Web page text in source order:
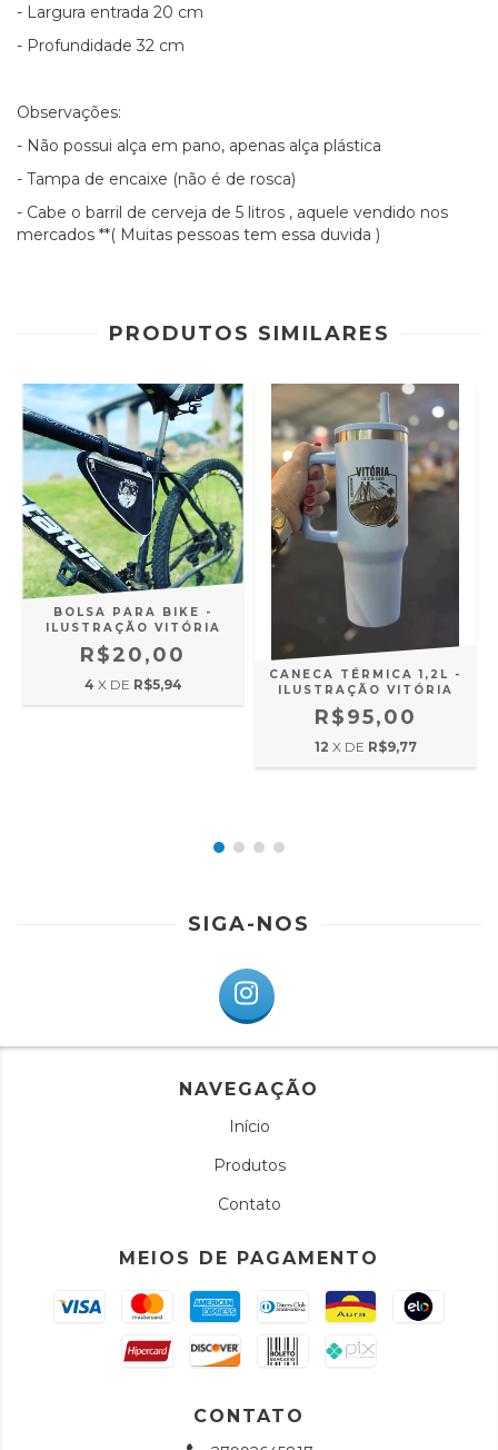
- Largura entrada 20 cm
- Profundidade 32 cm
Observações:
- Não possui alça em pano, apenas alça plástica
- Tampa de encaixe (não é de rosca)
- Cabe o barril de cerveja de 5 litros , aquele vendido nos
mercados **( Muitas pessoas tem essa duvida )
PRODUTOS SIMILARES
BOLSA PARA BIKE -
ILUSTRAÇÃO VITÓRIA
R$20,00
4 X DE R$5,94
CANECA TÉRMICA 1,2L -
ILUSTRAÇÃO VITÓRIA
R$95,00
12 X DE R$9,77
SIGA-NOS
NAVEGAÇÃO
Início
Produtos
Contato
MEIOS DE PAGAMENTO
CONTATO